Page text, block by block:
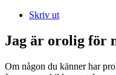
Skriv ut
Jag är orolig för
Om någon du känner har